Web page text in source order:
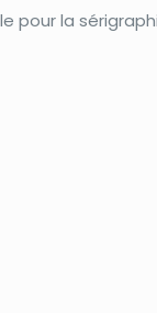
pour la